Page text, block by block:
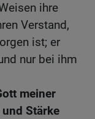
ihre
Verstand,
ist; er
nur bei ihm
meiner
Stärke